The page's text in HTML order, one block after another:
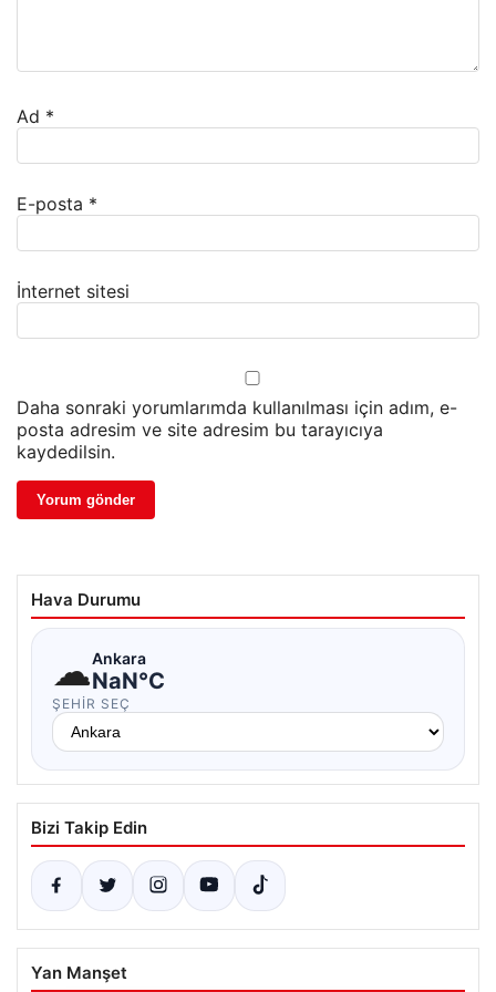
Ad *
E-posta *
İnternet sitesi
Daha sonraki yorumlarımda kullanılması için adım, e-
posta adresim ve site adresim bu tarayıcıya
kaydedilsin.
Hava Durumu
☁Ankara
NaN°C
ŞEHIR SEÇ
Bizi Takip Edin
Yan Manşet